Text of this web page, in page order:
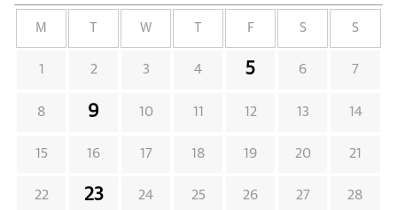
M W F S S
1 2 3 4 5 6 7
8 9 10 11 12 13 14
15 16 17 18 19 20 21
22 23 24 25 26 27 28